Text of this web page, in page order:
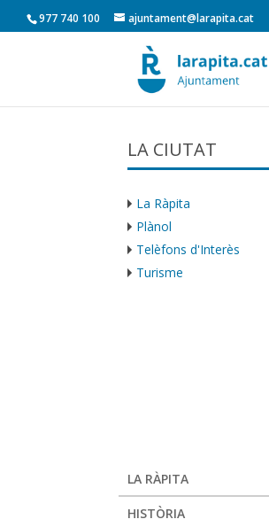
977 740 100 ajuntament@larapita.cat
LA CIUTAT
La Ràpita
Plànol
Telèfons d'Interès
Turisme
LA RÀPITA
HISTÒRIA